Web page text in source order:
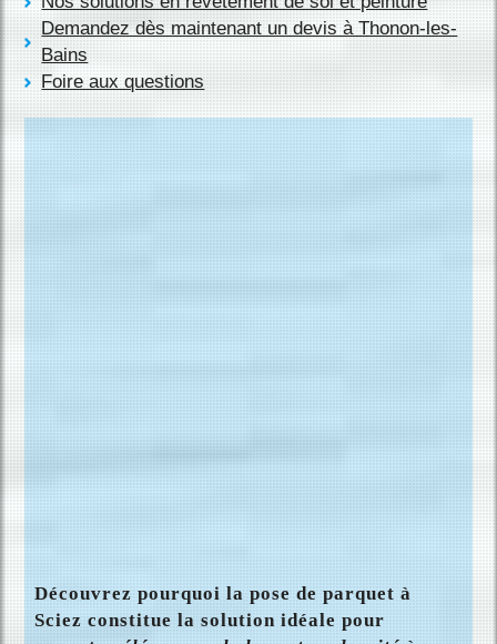
Demandez dès maintenant un devis à Thonon-les-
Bains
Foire aux questions
Découvrez pourquoi lapose de parquet à
Sciez constitue la solution idéale pour